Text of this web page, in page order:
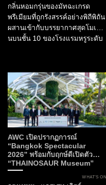
กลิ่นหอมกรุ่นของมัทฉะเกรด
พรีเมียมที่ถูกรังสรรค์อย่างพิถีพิถัน
ผสานเข้ากับบรรยากาศสุดโมเดิร์
นบนชั้น 10 ของโรงแรมหรูระดับ
ของกรุงเทพมหานคร นี่คือการก
ลับมาอย่างยิ่งใหญ่ของ The
Matcha Party 2.0 ที่...
AWC เปิดปรากฏการณ์
“Bangkok Spectacular
2026” พร้อมกับฤกษ์ดีเปิดตัว
“THAINOSAUR Museum”
เพื่อมอบประสบการณ์ใหม่แห่ง
ศิลปะ วัฒนธรรม และการเรียนรู้สู่
WHAT’S ON